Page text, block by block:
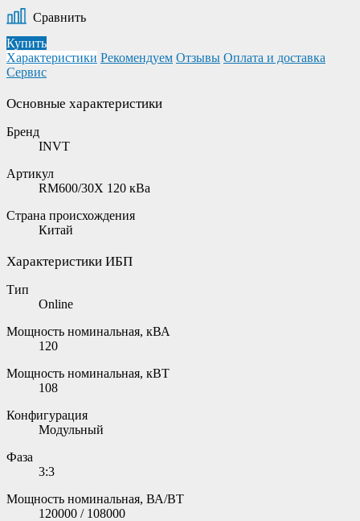
Сравнить
Купить
Характеристики Рекомендуем Отзывы Оплата и доставка
Сервис
Основные характеристики
Бренд
INVT
Артикул
RM600/30X 120 кВа
Страна происхождения
Китай
Характеристики ИБП
Тип
Online
Мощность номинальная, кВА
120
Мощность номинальная, кВТ
108
Конфигурация
Модульный
Фаза
3:3
Мощность номинальная, ВА/ВТ
120000 / 108000